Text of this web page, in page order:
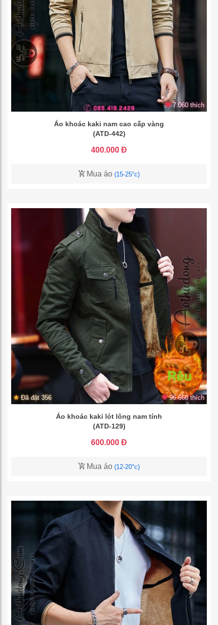
7.060 thích
Áo khoác kaki nam cao cấp vàng
(ATD-442)
400.000 Đ
Mua áo (15-25°c)
Đã đặt 356 96.668 thích
Áo khoác kaki lót lông nam tính
(ATD-129)
600.000 Đ
Mua áo (12-20°c)